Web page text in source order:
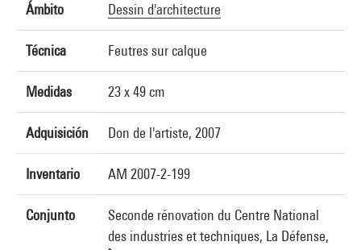
Ámbito Dessin d'architecture
Técnica Feutres sur calque
Medidas 23 x 49 cm
Adquisición Don de l'artiste, 2007
Inventario AM 2007-2-199
Conjunto
Seconde rénovation du Centre National
des industries et techniques, La Défense,